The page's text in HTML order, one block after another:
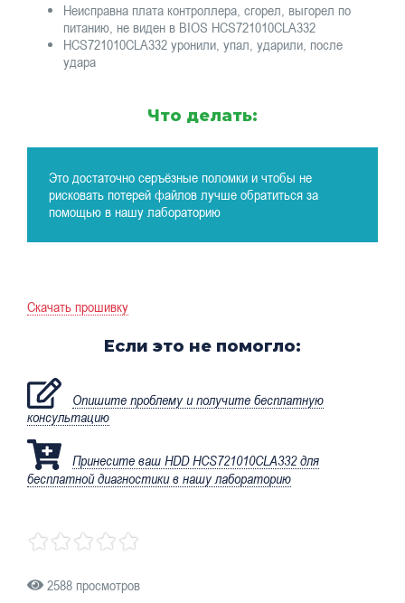
Неисправна плата контроллера, сгорел, выгорел по
питанию, не виден в BIOS HCS721010CLA332
HCS721010CLA332 уронили, упал, ударили, после
удара
Что делать:
Это достаточно серъёзные поломки и чтобы не
рисковать потерей файлов лучше обратиться за
помощью в нашу лабораторию
Скачать прошивку
Если это не помогло:
Опишите проблему и получите бесплатную
консультацию
Принесите ваш HDD HCS721010CLA332 для
бесплатной диагностики в нашу лабораторию
2588 просмотров